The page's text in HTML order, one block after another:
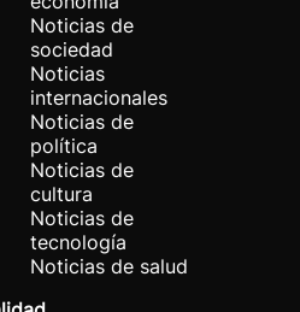
Noticias de
sociedad
Noticias
internacionales
Noticias de
política
Noticias de
cultura
Noticias de
tecnología
Noticias de salud